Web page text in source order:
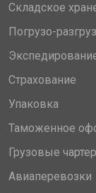
Складское
Погрузо-
Страхование
Упаковка
Таможенное
Грузовые
Авиаперевозки